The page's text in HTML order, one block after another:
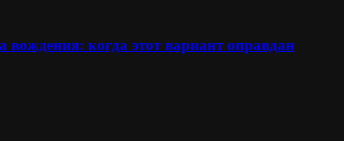
вождения: когда этот вариант оправдан